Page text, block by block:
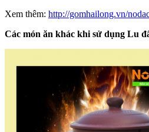
Xem thêm: http://gomhailong.vn/
Các món ăn khác khi sử dụng Lu